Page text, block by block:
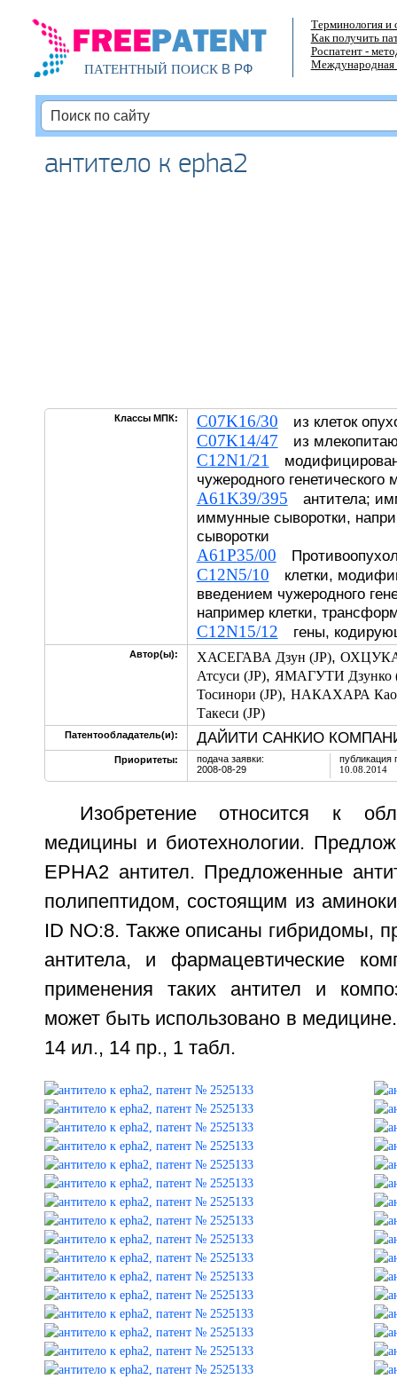
ПАТЕНТНЫЙ ПОИСКВ РФ
Терминология и
Как получить
Роспатент -
Международная
антитело к epha2
Классы МПК: C07K16/30 из клеток
C07K14/47 из
C12N1/21
чужеродного генетического
A61K39/395 антитела;
иммунные сыворотки,
сыворотки
A61P35/00
C12N5/10 клетки,
введением чужеродного
например клетки,
C12N15/12 гены,
Автор(ы): ХАСЕГАВА Дзун (JP), ОХЦУКА
Атсуси (JP), ЯМАГУТИ Дзунко
Тосинори (JP), НАКАХАРА
Такеси (JP)
Патентообладатель(и): ДАЙИТИ САНКИО
Приоритеты:
подача заявки:
2008-08-29
публикация
10.08.2014
Изобретение относится к
медицины и биотехнологии.
EPHA2 антител. Предложенные
полипептидом, состоящим из
ID NO:8. Также описаны гибридомы,
антитела, и фармацевтические
применения таких антител и
может быть использовано в
14 ил., 14 пр., 1 табл.